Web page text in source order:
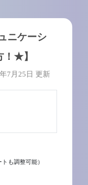
ニケーシ
！★】
7月25日 更新
も調整可能）